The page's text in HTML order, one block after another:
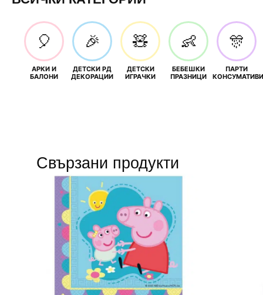
🎈
АРКИ И
БАЛОНИ
🎉
ДЕТСКИ РД
ДЕКОРАЦИИ
🧸
ДЕТСКИ
ИГРАЧКИ
👶
БЕБЕШКИ
ПРАЗНИЦИ
🎊
ПАРТИ
КОНСУМАТИВИ
Свързани продукти